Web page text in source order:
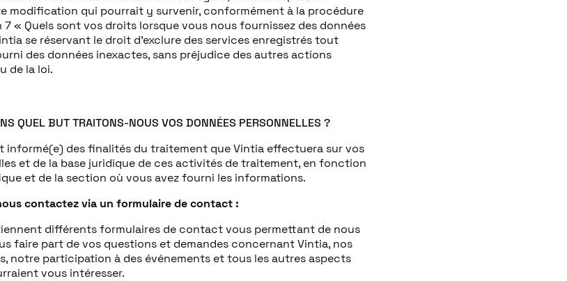
modification qui pourrait y survenir, conformément à la procédure
« Quels sont vos droits lorsque vous nous fournissez des données
se réservant le droit d’exclure des services enregistrés tout
des données inexactes, sans préjudice des autres actions
de la loi.
QUEL BUT TRAITONS-NOUS VOS DONNÉES PERSONNELLES ?
informé(e) des finalités du traitement que Vintia effectuera sur vos
et de la base juridique de ces activités de traitement, en fonction
et de la section où vous avez fourni les informations.
contactez via un formulaire de contact :
différents formulaires de contact vous permettant de nous
faire part de vos questions et demandes concernant Vintia, nos
notre participation à des événements et tous les autres aspects
vous intéresser.